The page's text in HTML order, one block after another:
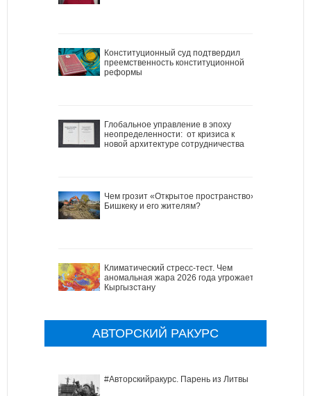
Конституционный суд подтвердил
преемственность конституционной
реформы
Глобальное управление в эпоху
неопределенности: от кризиса к
новой архитектуре сотрудничества
Чем грозит «Открытое пространство»
Бишкеку и его жителям?
Климатический стресс-тест. Чем
аномальная жара 2026 года угрожает
Кыргызстану
АВТОРСКИЙ РАКУРС
#Авторскийракурс. Парень из Литвы